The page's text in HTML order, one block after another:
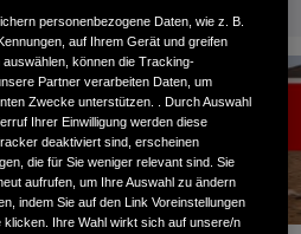
personenbezogene Daten, wie z. B.
auf Ihrem Gerät und greifen
können die Tracking-
Partner verarbeiten Daten, um
Zwecke unterstützen. . Durch Auswahl
Ihrer Einwilligung werden diese
deaktiviert sind, erscheinen
die für Sie weniger relevant sind. Sie
aufrufen, um Ihre Auswahl zu ändern
indem Sie auf den Link Voreinstellungen
Ihre Wahl wirkt sich auf unsere/n